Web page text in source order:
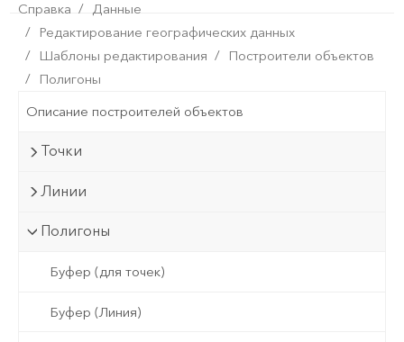
Справка
Данные
Редактирование географических данных
Шаблоны редактирования
Построители объектов
Полигоны
Описание построителей объектов
Точки
Линии
Полигоны
Буфер (для точек)
Буфер (Линия)